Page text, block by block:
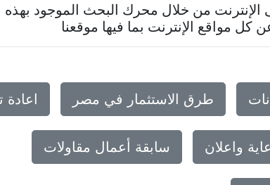
من خلال محرك البحث الموجود بهذه
مواقع الإنترنت بما فيها موقعنا
طرق الاستثمار في مصر
واعلان سابقة أعمال مقاولات